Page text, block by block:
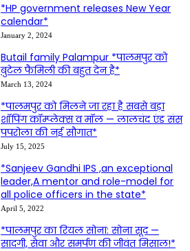
*HP government releases New Year
calendar*
January 2, 2024
Butail family Palampur *पालमपुर को
बुटेल फैमिली की बहुत देन है*
March 13, 2024
*पालमपुर को मिलने जा रहा है सबसे बड़ा
शॉपिंग कॉम्प्लेक्स व मॉल — लालचंद एंड संस
पपरोला की नई सौगात*
July 15, 2025
*Sanjeev Gandhi IPS ,an exceptional
leader,A mentor and role-model for
all police officers in the state*
April 5, 2022
*पालमपुर का रियल सोना: सोना सूद —
सादगी, सेवा और समर्पण की जीवंत मिसाल!*